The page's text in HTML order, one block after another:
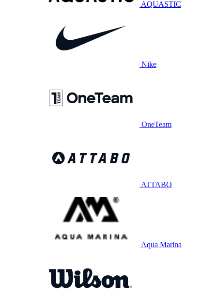
AQUASTIC
Nike
OneTeam
ATTABO
Aqua Marina